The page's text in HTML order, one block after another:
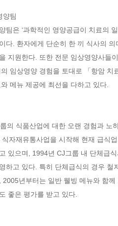
양팀
팀은 ‘과학적인 영양공급이 치료의
다. 환자에게 단순히 한 끼 식사의
지원한다. 또한 전문 임상영양사들
임상영양 경험을 토대로 「항암
메뉴 제공에 최선을 다하고 있다.
의 식품산업에 대한 오랜 경험과
자재유통사업을 시작해 현재 급식
있으며, 1994년 CJ그룹 내 단체급
하고 있다. 특히 단체급식의 경우
2005년부터는 일반 웰빙 메뉴와 함
좋은 평가를 받고 있다.